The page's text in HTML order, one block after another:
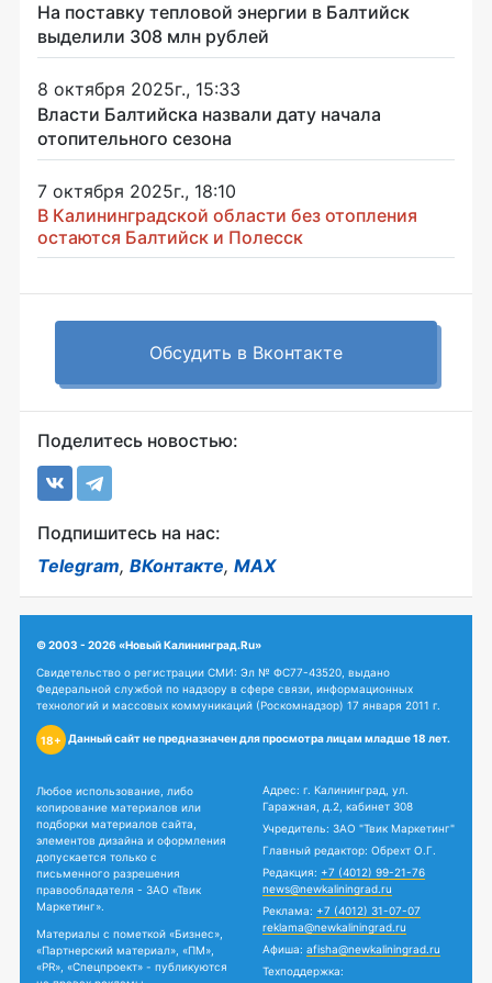
На поставку тепловой энергии в Балтийск
выделили 308 млн рублей
8 октября 2025г., 15:33
Власти Балтийска назвали дату начала
отопительного сезона
7 октября 2025г., 18:10
В Калининградской области без отопления
остаются Балтийск и Полесск
Обсудить в Вконтакте
Поделитесь новостью:
Подпишитесь на нас:
Telegram, ВКонтакте, MAX
© 2003 - 2026 «Новый Калининград.Ru»
Свидетельство о регистрации СМИ: Эл № ФС77-43520, выдано
Федеральной службой по надзору в сфере связи, информационных
технологий и массовых коммуникаций (Роскомнадзор) 17 января 2011 г.
18+ Данный сайт не предназначен для просмотра лицам младше 18 лет.
Любое использование, либо
копирование материалов или
подборки материалов сайта,
элементов дизайна и оформления
допускается только с
письменного разрешения
правообладателя - ЗАО «Твик
Маркетинг».
Материалы с пометкой «Бизнес»,
«Партнерский материал», «ПМ»,
«PR», «Спецпроект» - публикуются
Адрес: г. Калининград, ул.
Гаражная, д.2, кабинет 308
Учредитель: ЗАО "Твик Маркетинг"
Главный редактор: Обрехт О.Г.
Редакция: +7 (4012) 99-21-76
news@newkaliningrad.ru
Реклама: +7 (4012) 31-07-07
reklama@newkaliningrad.ru
Афиша: afisha@newkaliningrad.ru
Техподдержка: